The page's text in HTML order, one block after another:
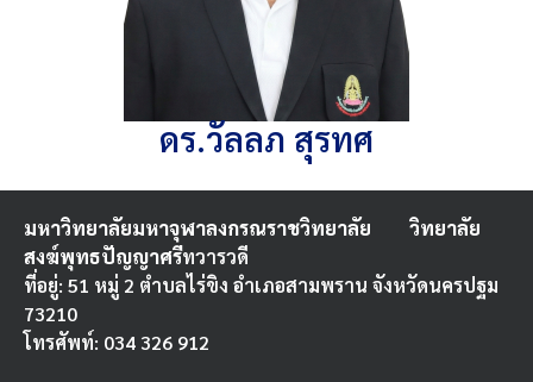
ดร.วัลลภ สุรทศ
มหาวิทยาลัยมหาจุฬาลงกรณราชวิทยาลัย วิทยาลัย
สงฆ์พุทธปัญญาศรีทวารวดี
ที่อยู่: 51 หมู่ 2 ตำบลไร่ขิง อำเภอสามพราน จังหวัดนครปฐม
73210
โทรศัพท์: 034 326 912